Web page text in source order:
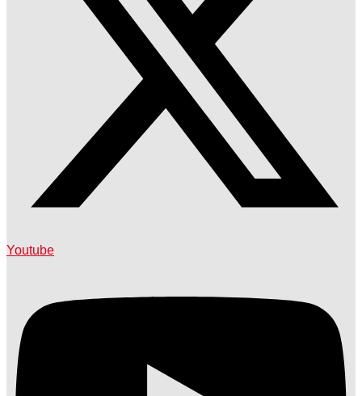
Youtube